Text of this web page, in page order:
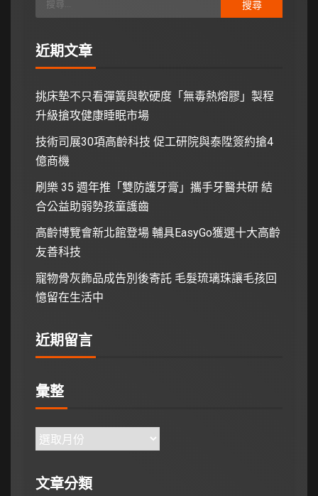
近期文章
挑床墊不只看彈簧與軟硬度「無毒熱熔膠」製程
升級搶攻健康睡眠市場
技術司展30項高齡科技 促工研院與泰陞簽約搶4
億商機
刷樂 35 週年推「雙防護牙膏」攜手牙醫共研 結
合公益助弱勢孩童護齒
高齡博覽會新北館登場 輔具EasyGo獲選十大高齡
友善科技
寵物骨灰飾品成告別後寄託 毛髮琉璃珠讓毛孩回
憶留在生活中
近期留言
彙整
文章分類